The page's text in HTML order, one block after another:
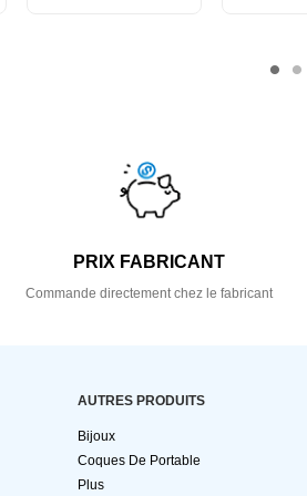
PRIX FABRICANT
Commande directement chez le fabricant
AUTRES PRODUITS
Bijoux
Coques De Portable
Plus